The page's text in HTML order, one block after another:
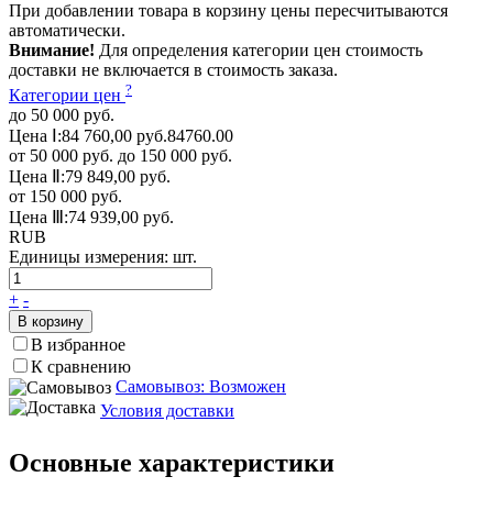
При добавлении товара в корзину цены пересчитываются
автоматически.
Внимание! Для определения категории цен стоимость
доставки не включается в стоимость заказа.
Категории цен ?
до 50 000 руб.
Цена Ⅰ:84 760,00 руб.84760.00
от 50 000 руб. до 150 000 руб.
Цена Ⅱ:79 849,00 руб.
от 150 000 руб.
Цена Ⅲ:74 939,00 руб.
RUB
Единицы измерения: шт.
+ -
В корзину
В избранное
К сравнению
Самовывоз: Возможен
Условия доставки
Основные характеристики